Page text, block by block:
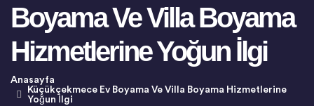
Boyama Ve Villa Boyama
Hizmetlerine Yoğun İlgi
Anasayfa
Küçükçekmece Ev Boyama Ve Villa Boyama Hizmetlerine
Yoğun İlgi